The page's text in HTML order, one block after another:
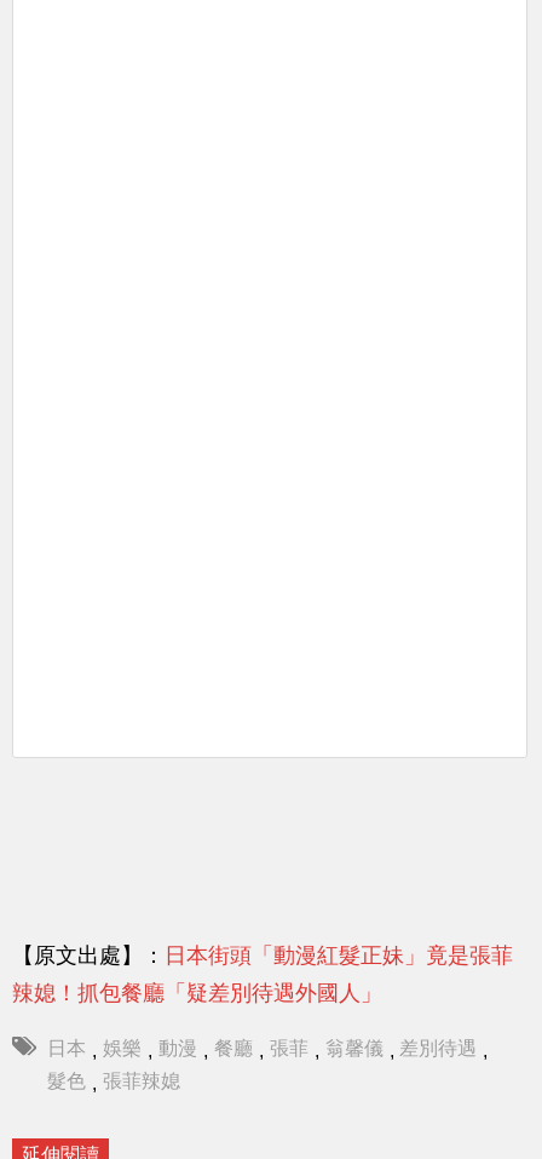
【原文出處】： 日本街頭「動漫紅髮正妹」竟是張菲
辣媳！抓包餐廳「疑差別待遇外國人」
日本 , 娛樂 , 動漫 , 餐廳 , 張菲 , 翁馨儀 , 差別待遇 ,
髮色 , 張菲辣媳
延伸閱讀